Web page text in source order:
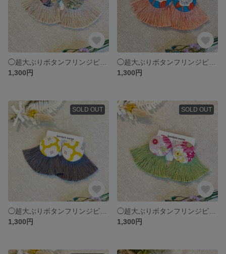
1,300円
1,300円
SOLD OUT
1,300円
SOLD OUT
1,300円